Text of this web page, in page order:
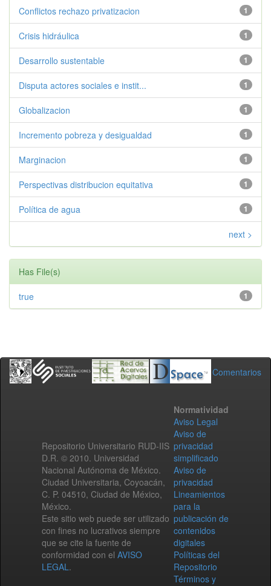
1
Conflictos rechazo privatizacion
1
Crisis hidráulica
1
Desarrollo sustentable
1
Disputa actores sociales e instit...
1
Globalizacion
1
Incremento pobreza y desigualdad
1
Marginacion
1
Perspectivas distribucion equitativa
1
Política de agua
next >
Has File(s)
1
true
Comentarios
Repositorio Universitario RUD-IIS
D.R. © 2010. Universidad
Nacional Autónoma de México.
Ciudad Universitaria, Coyoacán,
C. P. 04510, Ciudad de México,
México.
Este sitio web puede ser utilizado
con fines no lucrativos siempre
que se cite la fuente de
conformidad con el AVISO
LEGAL.
Normatividad
Aviso Legal
Aviso de
privacidad
simplificado
Aviso de
privacidad
Lineamientos
para la
publicación de
contenidos
digitales
Políticas del
Repositorio
Términos y